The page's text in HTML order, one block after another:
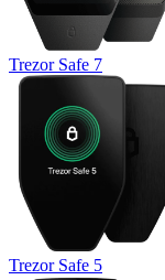
Trezor Safe 7
Trezor Safe 5